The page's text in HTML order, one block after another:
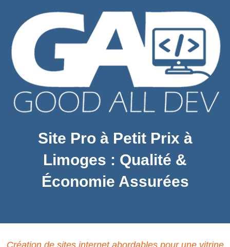
Site Pro à Petit Prix à
Limoges : Qualité &
Économie Assurées